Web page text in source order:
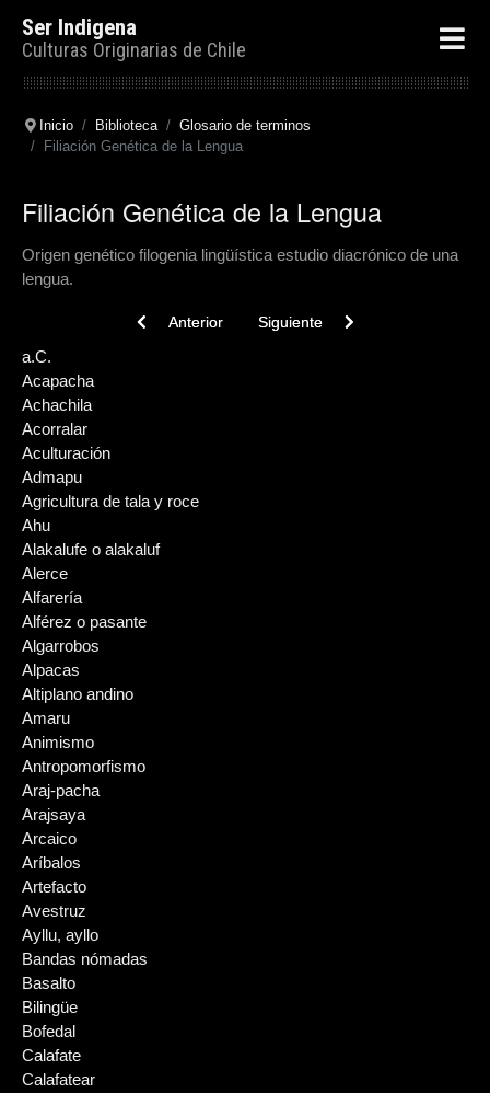
Ser Indigena
Culturas Originarias de Chile
Inicio Biblioteca
Glosario de terminos
Filiación Genética de la Lengua
Filiación Genética de la Lengua
Origen genético filogenia lingüística estudio diacrónico de una
lengua.
Previous article: Floreo
Anterior Next article: Fiestas Patronales
Siguiente
a.C.
Acapacha
Achachila
Acorralar
Aculturación
Admapu
Agricultura de tala y roce
Ahu
Alakalufe o alakaluf
Alerce
Alfarería
Alférez o pasante
Algarrobos
Alpacas
Altiplano andino
Amaru
Animismo
Antropomorfismo
Araj-pacha
Arajsaya
Arcaico
Aríbalos
Artefacto
Avestruz
Ayllu, ayllo
Bandas nómadas
Basalto
Bilingüe
Bofedal
Calafate
Calafatear